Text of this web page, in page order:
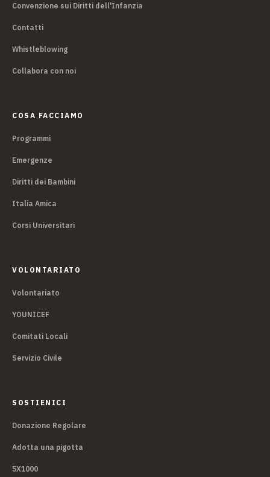
Convenzione sui Diritti dell'Infanzia
Contatti
Whistleblowing
Collabora con noi
COSA FACCIAMO
Programmi
Emergenze
Diritti dei Bambini
Italia Amica
Corsi Universitari
VOLONTARIATO
Volontariato
YOUNICEF
Comitati Locali
Servizio Civile
SOSTIENICI
Donazione Regolare
Adotta una pigotta
5X1000